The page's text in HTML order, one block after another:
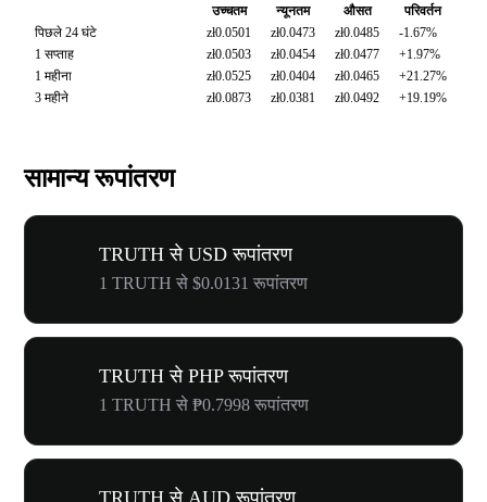
उच्चतम न्यूनतम औसत
परिवर्तन
पिछले 24 घंटे
zł0.0501 zł0.0473 zł0.0485
-1.67%
1 सप्ताह
zł0.0503 zł0.0454 zł0.0477
+1.97%
1 महीना
zł0.0525 zł0.0404 zł0.0465
+21.27%
3 महीने
zł0.0873 zł0.0381 zł0.0492 +19.19%
सामान्य रूपांतरण
TRUTH से USD रूपांतरण
1 TRUTH से $0.0131 रूपांतरण
TRUTH से PHP रूपांतरण
1 TRUTH से ₱0.7998 रूपांतरण
TRUTH से AUD रूपांतरण